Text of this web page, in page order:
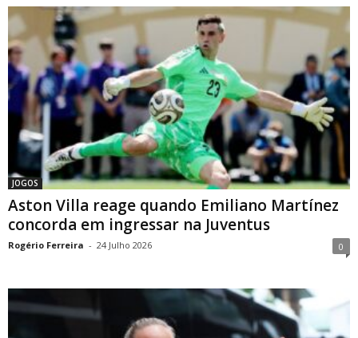
JOGOS
Aston Villa reage quando Emiliano Martínez
concorda em ingressar na Juventus
Rogério Ferreira - 24 Julho 2026 0